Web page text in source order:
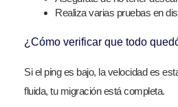
Realiza varias pruebas en
¿Cómo verificar que todo
Si el ping es bajo, la velocidad es
fluida, tu migración está completa.